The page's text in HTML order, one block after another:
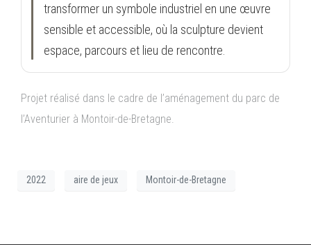
transformer un symbole industriel en une œuvre
sensible et accessible, où la sculpture devient
espace, parcours et lieu de rencontre.
Projet réalisé dans le cadre de l’aménagement du parc de
l’Aventurier à Montoir-de-Bretagne.
2022 aire de jeux Montoir-de-Bretagne